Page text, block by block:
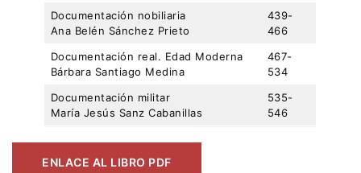
Documentación nobiliaria
Ana Belén Sánchez Prieto
439-
466
Documentación real. Edad Moderna
Bárbara Santiago Medina
467-
534
Documentación militar
María Jesús Sanz Cabanillas
535-
546
ENLACE AL LIBRO PDF